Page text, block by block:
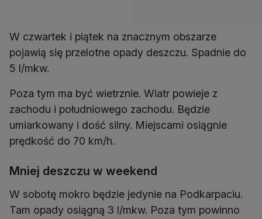
W czwartek i piątek na znacznym obszarze
pojawią się przelotne opady deszczu. Spadnie do
5 l/mkw.
Poza tym ma być wietrznie. Wiatr powieje z
zachodu i południowego zachodu. Będzie
umiarkowany i dość silny. Miejscami osiągnie
prędkość do 70 km/h.
Mniej deszczu w weekend
W sobotę mokro będzie jedynie na Podkarpaciu.
Tam opady osiągną 3 l/mkw. Poza tym powinno